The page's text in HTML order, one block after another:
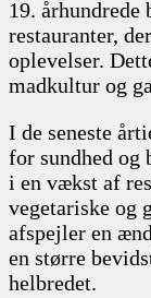
19.
restauranter,
oplevelser.
madkultur og
I de seneste
for sundhed og
i en vækst af
vegetariske og
afspejler en
en større
helbredet.